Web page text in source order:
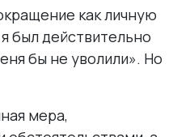
как личную
был действительно
бы не уволили». Но
мера,